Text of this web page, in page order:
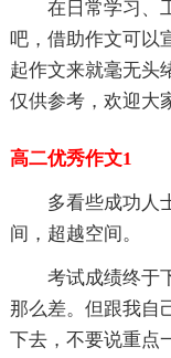
在日常学习、
吧，借助作文可以
起作文来就毫无头
仅供参考，欢迎大
高二优秀作文1
多看些成功人
间，超越空间。
考试成绩终于
那么差。但跟我自
下去，不要说重点